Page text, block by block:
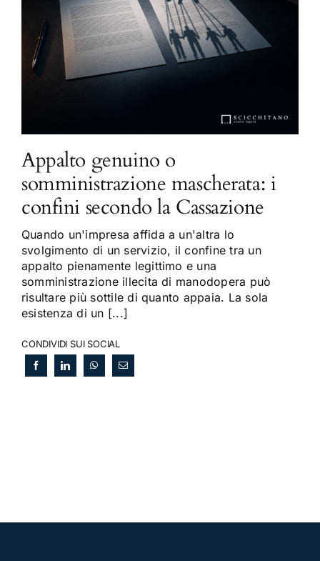
Appalto genuino o
somministrazione mascherata: i
confini secondo la Cassazione
Quando un'impresa affida a un'altra lo
svolgimento di un servizio, il confine tra un
appalto pienamente legittimo e una
somministrazione illecita di manodopera può
risultare più sottile di quanto appaia. La sola
esistenza di un [...]
CONDIVIDI SUI SOCIAL